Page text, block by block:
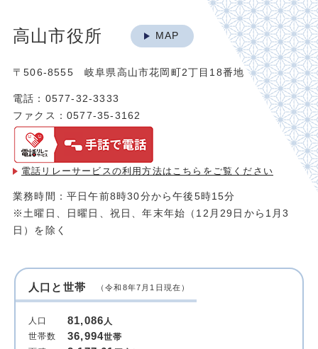
高山市役所 MAP
〒506-8555 岐阜県高山市花岡町2丁目18番地
電話：0577-32-3333
ファクス：0577-35-3162
電話リレーサービスの利用方法は こちらをご覧ください
業務時間：平日午前8時30分から午後5時15分
※土曜日、日曜日、祝日、年末年始（12月29日から1月3
日）を除く
人口と世帯 （令和8年7月1日現在）
人口 81,086人
世帯数
36,994世帯